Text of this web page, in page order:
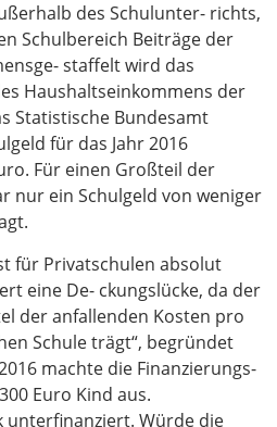
des Schulunter- richts,
Schulbereich Beiträge der
staffelt wird das
Haushaltseinkommens der
Statistische Bundesamt
für das Jahr 2016
Für einen Großteil der
nur ein Schulgeld von weniger
für Privatschulen absolut
eine De- ckungslücke, da der
der anfallenden Kosten pro
Schule trägt“, begründet
machte die Finanzierungs-
Euro Kind aus.
unterfinanziert. Würde die